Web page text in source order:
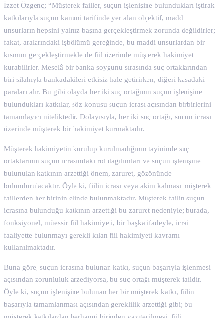
İzzet Özgenç; “Müşterek failler, suçun işlenişine bulundukları iştirak
katkılarıyla suçun kanuni tarifinde yer alan objektif, maddi
unsurların hepsini yalnız başına gerçekleştirmek zorunda değildirler;
fakat, aralarındaki işbölümü gereğinde, bu maddi unsurlardan bir
kısmını gerçekleştirmekle de fiil üzerinde müşterek hakimiyet
kurabilirler. Meselâ bir banka soygunu sırasında suç ortaklarından
biri silahıyla bankadakileri etkisiz hale getirirken, diğeri kasadaki
paraları alır. Bu gibi olayda her iki suç ortağının suçun işlenişine
bulundukları katkılar, söz konusu suçun icrası açısından birbirlerini
tamamlayıcı niteliktedir. Dolayısıyla, her iki suç ortağı, suçun icrası
üzerinde müşterek bir hakimiyet kurmaktadır.
Müşterek hakimiyetin kurulup kurulmadığının tayininde suç
ortaklarının suçun icrasındaki rol dağılımları ve suçun işlenişine
bulunulan katkının arzettiği önem, zaruret, gözönünde
bulundurulacaktır. Öyle ki, fiilin icrası veya akim kalması müşterek
faillerden her birinin elinde bulunmaktadır. Müşterek failin suçun
icrasına bulunduğu katkının arzettiği bu zaruret nedeniyle; burada,
fonksiyonel, müessir fiil hakimiyeti, bir başka ifadeyle, icrai
faaliyette bulunmayı gerekli kılan fiil hakimiyeti kavramı
kullanılmaktadır.
Buna göre, suçun icrasına bulunan katkı, suçun başarıyla işlenmesi
açısından zorunluluk arzediyorsa, bu suç ortağı müşterek faildir.
Öyle ki, suçun işlenişine bulunan her bir müşterek katkı, fiilin
başarıyla tamamlanması açısından gereklilik arzettiği gibi; bu